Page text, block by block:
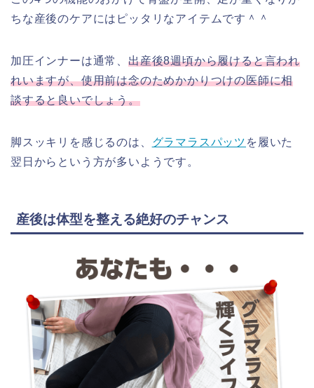
ちな産後のケアにはピッタリなアイテムです＾＾
加圧インナーは通常 、出産後8週頃から履けると言われ
れいますが、使用前は念のためかかりつけの医師に相
談すると良いでしょう。
脚スッキリを感じるのは、 グラマラスパッツ を履いた
翌日からという方が多いようです。
産後は体型を整える絶好のチャンス